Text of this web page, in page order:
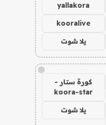
yallakora
kooralive
يلا شوت
!
كورة ستار -
koora-star
يلا شوت